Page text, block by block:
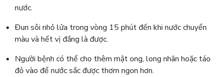
nước.
Đun sôi nhỏ lửa trong vòng 15 phút đến khi nước chuyển
màu và hết vị đắng là được.
Người bệnh có thể cho thêm mật ong, long nhãn hoặc táo
đỏ vào để nước sắc được thơm ngon hơn.